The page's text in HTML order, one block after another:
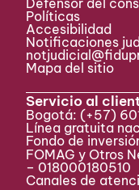
Defensor del
Políticas
Accesibilidad
Notificaciones
Mapa del sitio
Servicio al
Bogotá: (+57)
Línea gratuita
Fondo de
FOMAG y Otros
– 018000180510
Canales de